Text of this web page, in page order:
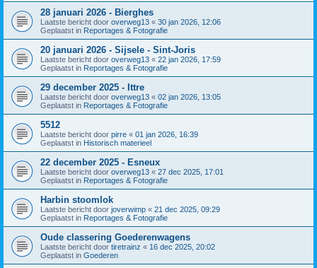
28 januari 2026 - Bierghes
Laatste bericht door overweg13 « 30 jan 2026, 12:06
Geplaatst in Reportages & Fotografie
20 januari 2026 - Sijsele - Sint-Joris
Laatste bericht door overweg13 « 22 jan 2026, 17:59
Geplaatst in Reportages & Fotografie
29 december 2025 - Ittre
Laatste bericht door overweg13 « 02 jan 2026, 13:05
Geplaatst in Reportages & Fotografie
5512
Laatste bericht door pirre « 01 jan 2026, 16:39
Geplaatst in Historisch materieel
22 december 2025 - Esneux
Laatste bericht door overweg13 « 27 dec 2025, 17:01
Geplaatst in Reportages & Fotografie
Harbin stoomlok
Laatste bericht door joverwimp « 21 dec 2025, 09:29
Geplaatst in Reportages & Fotografie
Oude classering Goederenwagens
Laatste bericht door tiretrainz « 16 dec 2025, 20:02
Geplaatst in Goederen